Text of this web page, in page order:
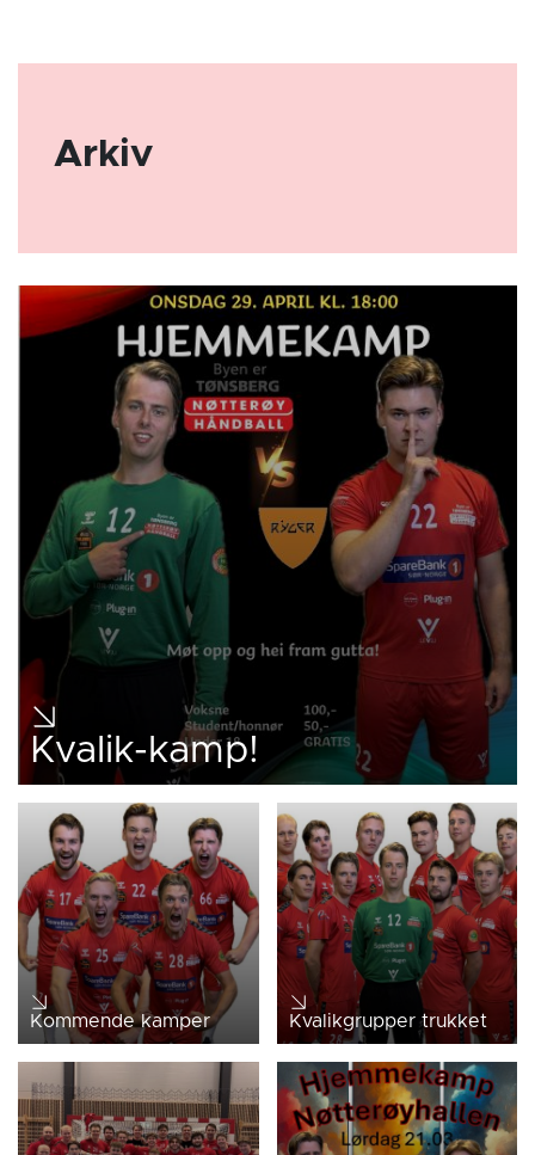
Arkiv
Kvalik-kamp!
Kommende kamper Kvalikgrupper trukket